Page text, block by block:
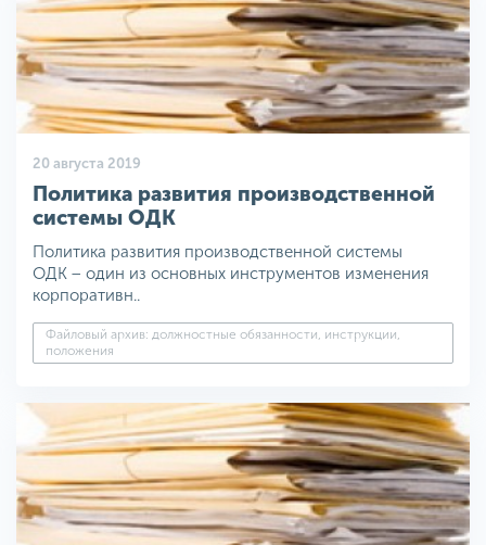
20 августа 2019
Политика развития производственной
системы ОДК
Политика развития производственной системы
ОДК − один из основных инструментов изменения
корпоративн..
Файловый архив: должностные обязанности, инструкции,
положения